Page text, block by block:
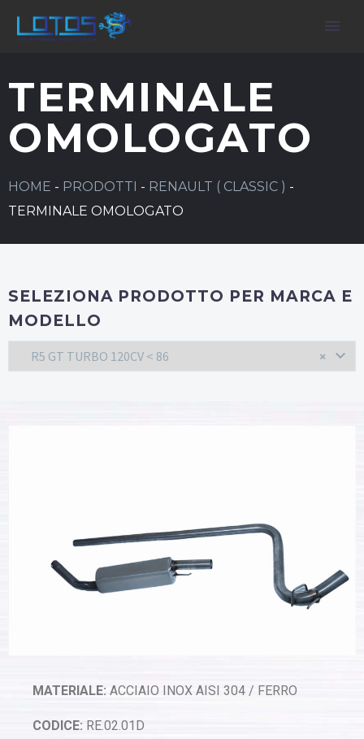
TERMINALE
OMOLOGATO
HOME - PRODOTTI - RENAULT ( CLASSIC ) -
TERMINALE OMOLOGATO
SELEZIONA PRODOTTO PER MARCA E
MODELLO
×
R5 GT TURBO 120CV < 86
MATERIALE: ACCIAIO INOX AISI 304 / FERRO
CODICE: RE.02.01D